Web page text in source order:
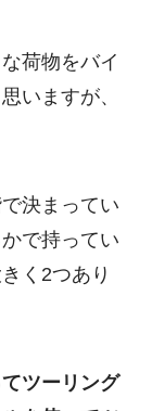
荷物をバイ
いますが、
決まってい
で持ってい
く2つあり
ツーリング